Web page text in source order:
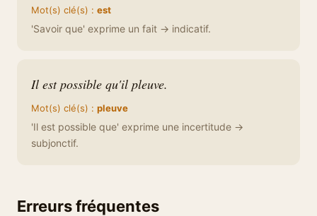
Mot(s) clé(s) : est
'Savoir que' exprime un fait → indicatif.
Il est possible qu'il pleuve.
Mot(s) clé(s) : pleuve
'Il est possible que' exprime une incertitude →
subjonctif.
Erreurs fréquentes